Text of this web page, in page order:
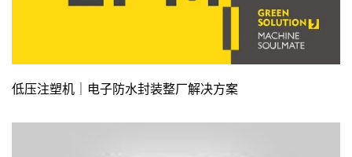
低压注塑机｜电子防水封装整厂解决方案